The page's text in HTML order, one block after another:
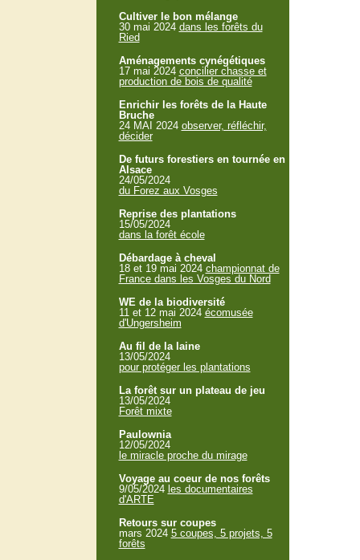
Cultiver le bon mélange
30 mai 2024 dans les forêts du
Ried
Aménagements cynégétiques
17 mai 2024 concilier chasse et
production de bois de qualité
Enrichir les forêts de la Haute
Bruche
24 MAI 2024 observer, réfléchir,
décider
De futurs forestiers en tournée en
Alsace
24/05/2024
du Forez aux Vosges
Reprise des plantations
15/05/2024
dans la forêt école
Débardage à cheval
18 et 19 mai 2024 championnat de
France dans les Vosges du Nord
WE de la biodiversité
11 et 12 mai 2024 écomusée
d'Ungersheim
Au fil de la laine
13/05/2024
pour protéger les plantations
La forêt sur un plateau de jeu
13/05/2024
Forêt mixte
Paulownia
12/05/2024
le miracle proche du mirage
Voyage au coeur de nos forêts
9/05/2024 les documentaires
d'ARTE
Retours sur coupes
mars 2024 5 coupes, 5 projets, 5
forêts